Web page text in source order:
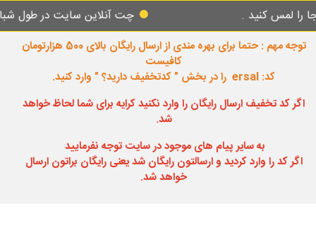
کنید . چت آنلاین سایت در طول شبانه روز
توجه مهم : حتما برای بهره مندی از ارسال رایگان بالای 500 هزارتومان
کافیست
کد: ersal را در بخش " کدتخفیف دارید؟ " وارد کنید.
اگر کد تخفیف ارسال رایگان را وارد نکنید کرایه برای شما لحاظ خواهد
شد.
به سایر پیام های موجود در سایت توجه نفرمایید
اگر کد را وارد کردید و ارسالتون رایگان شد یعنی رایگان براتون ارسال
خواهد شد.